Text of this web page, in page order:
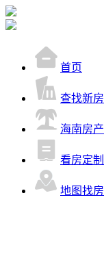
首页
查找新房
海南房产
看房定制
地图找房